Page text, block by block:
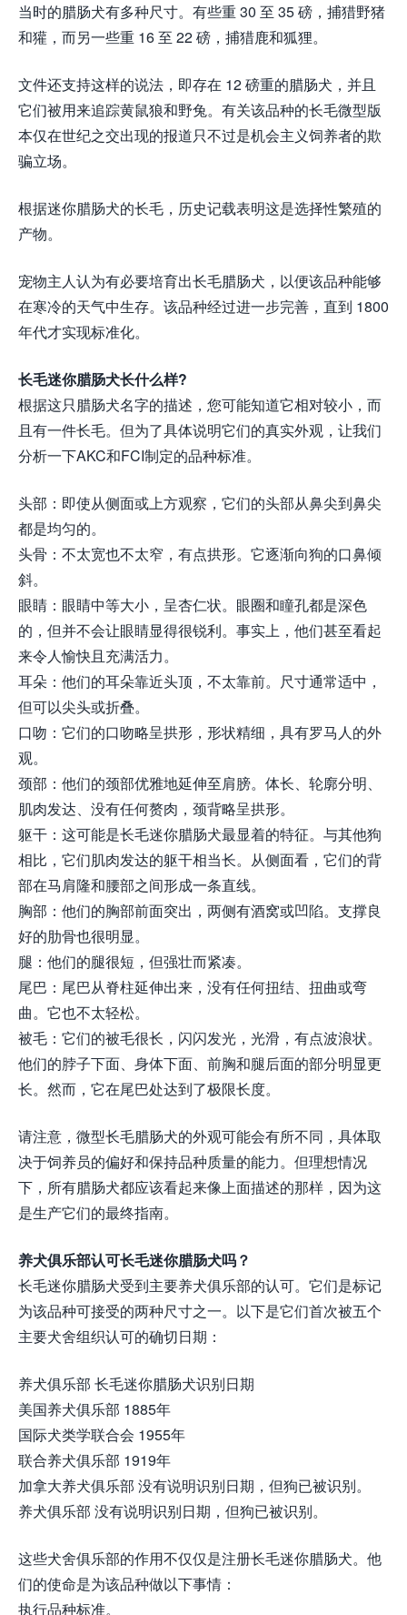
当时的腊肠犬有多种尺寸。有些重 30 至 35 磅，捕猎野​​猪
和獾，而另一些重 16 至 22 磅，捕猎鹿和狐狸。
文件还支持这样的说法，即存在 12 磅重的腊肠犬，并且
它们被用来追踪黄鼠狼和野兔。有关该品种的长毛微型版
本仅在世纪之交出现的报道只不过是机会主义饲养者的欺
骗立场。
根据迷你腊肠犬的长毛，历史记载表明这是选择性繁殖的
产物。
宠物主人认为有必要培育出长毛腊肠犬，以便该品种能够
在寒冷的天气中生存。该品种经过进一步完善，直到 1800
年代才实现标准化。
长毛迷你腊肠犬长什么样?
根据这只腊肠犬名字的描述，您可能知道它相对较小，而
且有一件长毛。但为了具体说明它们的真实外观，让我们
分析一下AKC和FCI制定的品种标准。
头部：即使从侧面或上方观察，它们的头部从鼻尖到鼻尖
都是均匀的。
头骨：不太宽也不太窄，有点拱形。它逐渐向狗的口鼻倾
斜。
眼睛：眼睛中等大小，呈杏仁状。眼圈和瞳孔都是深色
的，但并不会让眼睛显得很锐利。事实上，他们甚至看起
来令人愉快且充满活力。
耳朵：他们的耳朵靠近头顶，不太靠前。尺寸通常适中，
但可以尖头或折叠。
口吻：它们的口吻略呈拱形，形状精细，具有罗马人的外
观。
颈部：他们的颈部优雅地延伸至肩膀。体长、轮廓分明、
肌肉发达、没有任何赘肉，颈背略呈拱形。
躯干：这可能是长毛迷你腊肠犬最显着的特征。与其他狗
相比，它们肌肉发达的躯干相当长。从侧面看，它们的背
部在马肩隆和腰部之间形成一条直线。
胸部：他们的胸部前面突出，两侧有酒窝或凹陷。支撑良
好的肋骨也很明显。
腿：他们的腿很短，但强壮而紧凑。
尾巴：尾巴从脊柱延伸出来，没有任何扭结、扭曲或弯
曲。它也不太轻松。
被毛：它们的被毛很长，闪闪发光，光滑，有点波浪状。
他们的脖子下面、身体下面、前胸和腿后面的部分明显更
长。然而，它在尾巴处达到了极限长度。
请注意，微型长毛腊肠犬的外观可能会有所不同，具体取
决于饲养员的偏好和保持品种质量的能力。但理想情况
下，所有腊肠犬都应该看起来像上面描述的那样，因为这
是生产它们的最终指南。
养犬俱乐部认可长毛迷你腊肠犬吗？
长毛迷你腊肠犬受到主要养犬俱乐部的认可。它们是标记
为该品种可接受的两种尺寸之一。以下是它们首次被五个
主要犬舍组织认可的确切日期：
养犬俱乐部 长毛迷你腊肠犬识别日期
美国养犬俱乐部 1885年
国际犬类学联合会 1955年
联合养犬俱乐部 1919年
加拿大养犬俱乐部 没有说明识别日期，但狗已被识别。
养犬俱乐部 没有说明识别日期，但狗已被识别。
这些犬舍俱乐部的作用不仅仅是注册长毛迷你腊肠犬。他
们的使命是为该品种做以下事情：
执行品种标准。